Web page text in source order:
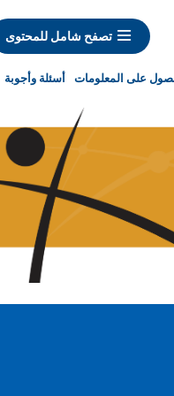
تصفح شامل للمحتوى
على المعلومات أسئلة وأجوبة